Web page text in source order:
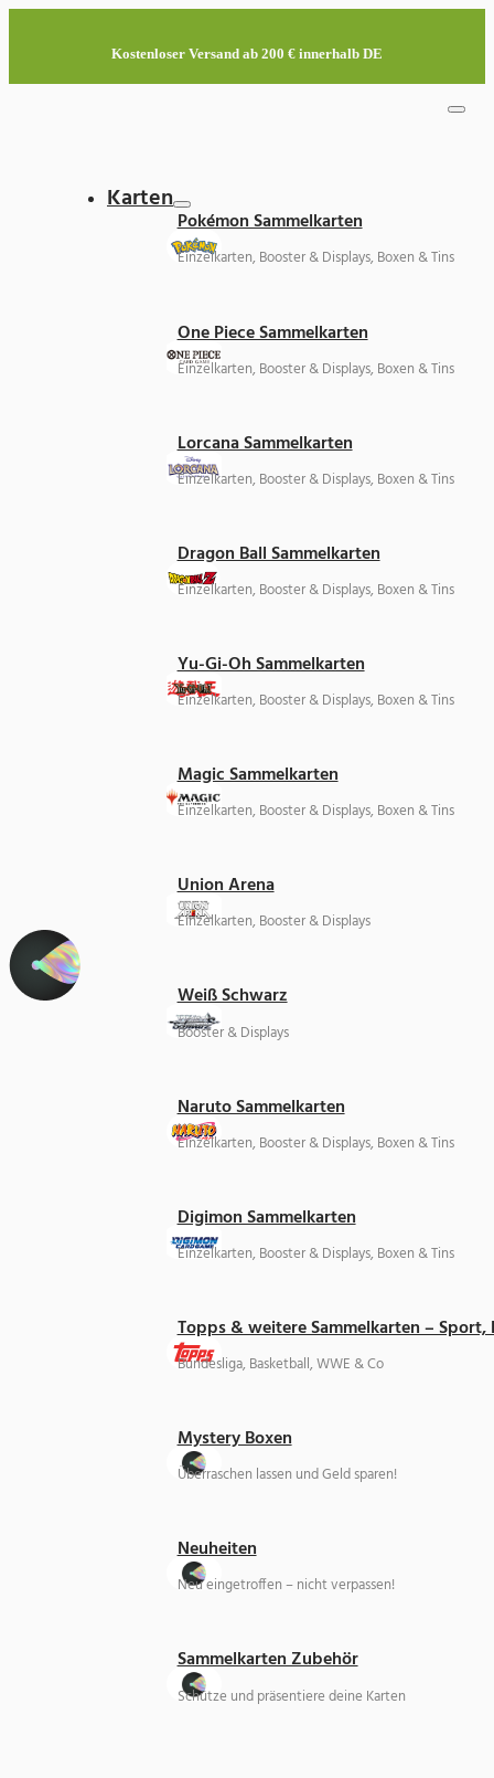
Kostenloser Versand ab 200 € innerhalb DE
Karten
Pokémon Sammelkarten
Einzelkarten, Booster & Displays, Boxen & Tins
One Piece Sammelkarten
Einzelkarten, Booster & Displays, Boxen & Tins
Lorcana Sammelkarten
Einzelkarten, Booster & Displays, Boxen & Tins
Dragon Ball Sammelkarten
Einzelkarten, Booster & Displays, Boxen & Tins
Yu-Gi-Oh Sammelkarten
Einzelkarten, Booster & Displays, Boxen & Tins
Magic Sammelkarten
Einzelkarten, Booster & Displays, Boxen & Tins
Union Arena
Einzelkarten, Booster & Displays
Weiß Schwarz
Booster & Displays
Naruto Sammelkarten
Einzelkarten, Booster & Displays, Boxen & Tins
Digimon Sammelkarten
Einzelkarten, Booster & Displays, Boxen & Tins
Topps & weitere Sammelkarten –
Bundesliga, Basketball, WWE & Co
Mystery Boxen
Überraschen lassen und Geld sparen!
Neuheiten
Neu eingetroffen – nicht verpassen!
Sammelkarten Zubehör
Schütze und präsentiere deine Karten